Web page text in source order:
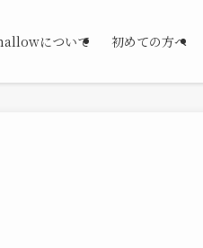
について 初めての方へ